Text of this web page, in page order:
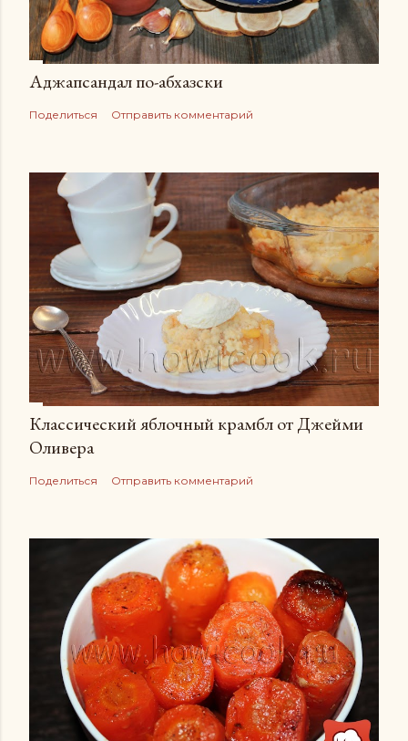
Аджапсандал по-абхазски
Поделиться Отправить комментарий
Классический яблочный крамбл от Джейми
Оливера
Поделиться Отправить комментарий